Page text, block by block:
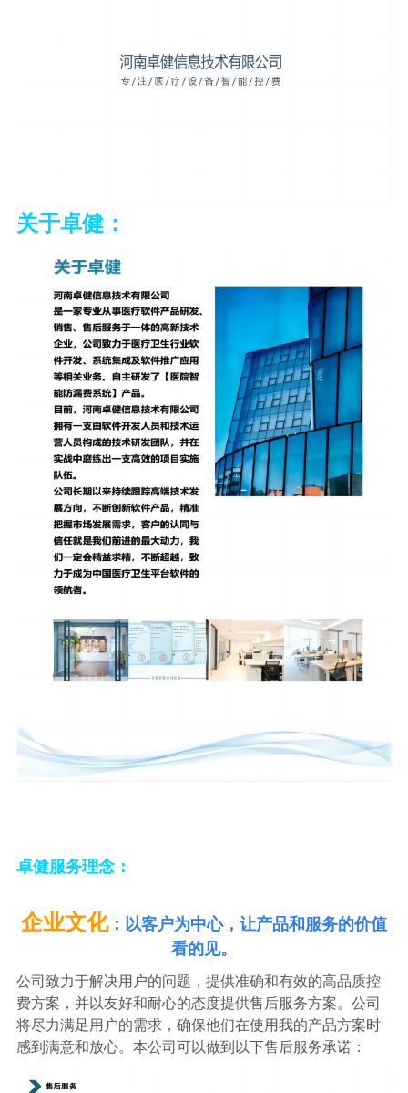
关于卓健：
卓健服务理念：
企业文化： 以客户为中心，让产品和服务的价值
看的见。
公司致力于解决用户的问题，提供准确和有效的高品质控
费方案，并以友好和耐心的态度提供售后服务方案。公司
将尽力满足用户的需求，确保他们在使用我的产品方案时
感到满意和放心。 本公司可以做到以下售后服务承诺：